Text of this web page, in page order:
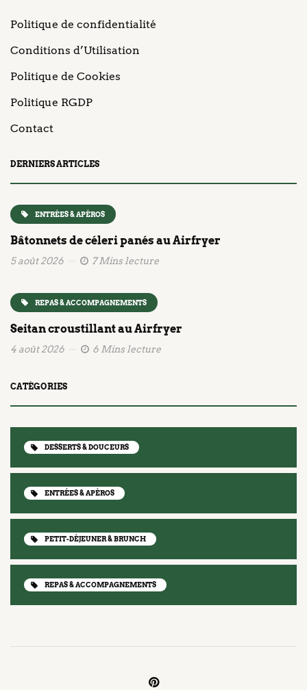
Politique de confidentialité
Conditions d’Utilisation
Politique de Cookies
Politique RGDP
Contact
DERNIERS ARTICLES
ENTRÉES & APÉROS
Bâtonnets de céleri panés au Airfryer
5 août 2026 7 Mins lecture
REPAS & ACCOMPAGNEMENTS
Seitan croustillant au Airfryer
4 août 2026 6 Mins lecture
CATÉGORIES
DESSERTS & DOUCEURS
ENTRÉES & APÉROS
PETIT-DÉJEUNER & BRUNCH
REPAS & ACCOMPAGNEMENTS